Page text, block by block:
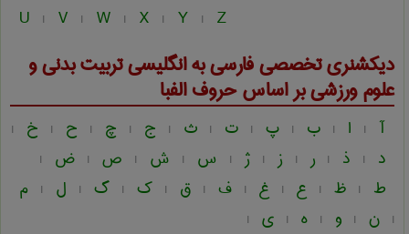
U | V | W | X | Y | Z
دیکشنری تخصصی فارسی به انگلیسیتربيت بدنی و
علوم ورزشیبر اساس حروف الفبا
آ | ا | ب | پ | ت | ث | ج | چ | ح | خ |
د | ذ | ر | ز | ژ | س | ش | ص | ض |
ط | ظ | ع | غ | ف | ق | ک | گ | ل | م
| ن | و | ه | ی |